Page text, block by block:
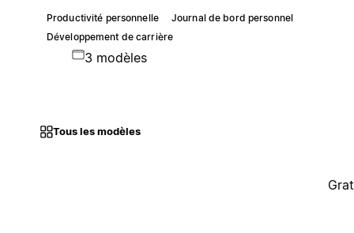
Productivité personnelle
Journal de bord personnel
Développement de carrière
3 modèles
Tous les modèles